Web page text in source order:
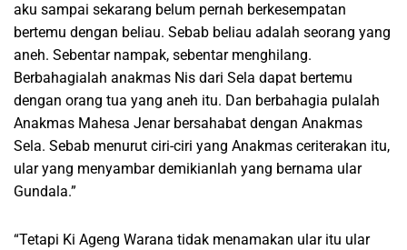
aku sampai sekarang belum pernah berkesempatan
bertemu dengan beliau. Sebab beliau adalah seorang yang
aneh. Sebentar nampak, sebentar menghilang.
Berbahagialah anakmas Nis dari Sela dapat bertemu
dengan orang tua yang aneh itu. Dan berbahagia pulalah
Anakmas Mahesa Jenar bersahabat dengan Anakmas
Sela. Sebab menurut ciri-ciri yang Anakmas ceriterakan itu,
ular yang menyambar demikianlah yang bernama ular
Gundala.”
“Tetapi Ki Ageng Warana tidak menamakan ular itu ular